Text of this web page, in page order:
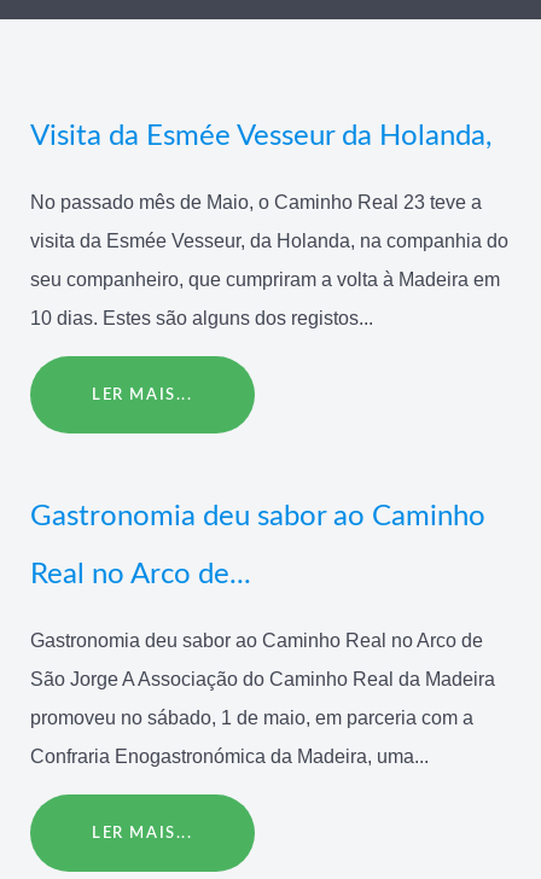
Visita da Esmée Vesseur da Holanda,
No passado mês de Maio, o Caminho Real 23 teve a
visita da Esmée Vesseur, da Holanda, na companhia do
seu companheiro, que cumpriram a volta à Madeira em
10 dias. Estes são alguns dos registos...
LER MAIS...
Gastronomia deu sabor ao Caminho
Real no Arco de...
Gastronomia deu sabor ao Caminho Real no Arco de
São Jorge A Associação do Caminho Real da Madeira
promoveu no sábado, 1 de maio, em parceria com a
Confraria Enogastronómica da Madeira, uma...
LER MAIS...